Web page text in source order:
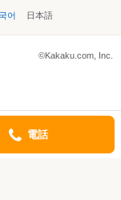
어 日本語
©Kakaku.com, Inc.
電話